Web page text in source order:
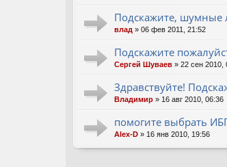
Подскажите, шумные
влад » 06 фев 2011, 21:52
Подскажите
Сергей Шуваев » 22 сен 2010,
Здравствуйте!
Владимир » 16 авг 2010, 06:36
помогите выбрать
Alex-D » 16 янв 2010, 19:56